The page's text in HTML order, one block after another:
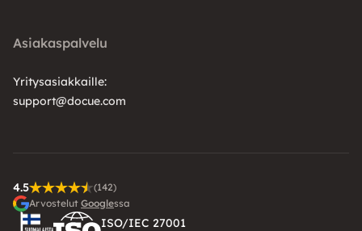
Asiakaspalvelu
Yritysasiakkaille:
support@docue.com
4.5
(142)
Arvostelut Googlessa
ISO/IEC 27001